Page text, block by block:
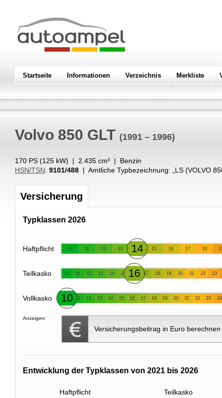
Startseite Informationen Verzeichnis Merkliste
Volvo 850 GLT (1991 – 1996)
170 PS (125 kW) | 2.435 cm³ | Benzin
HSN/TSN: 9101/488 | Amtliche Typbezeichnung: „ LS (VOLVO
Versicherung
Typklassen 2026
Haftpflicht 10 11 12 13 14 15 16 17 18
Teilkasko 10 11 12 13 14 15 16 17 18 19 20 21 22 23
Vollkasko 10 11 12 13 14 15 16 17 18 19 20 21 22 23 24
Anzeigen:
Versicherungsbeitrag in Euro berechnen
Entwicklung der Typklassen von 2021 bis 2026
Haftpflicht Teilkasko